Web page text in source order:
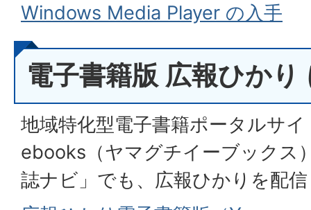
Windows Media Player の入手
電子書籍版 広報ひかり
地域特化型電子書籍ポータルサ
ebooks（ヤマグチイーブックス
誌ナビ」でも、広報ひかりを配